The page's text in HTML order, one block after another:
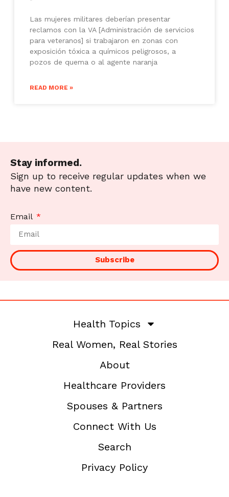
Las mujeres militares deberían presentar
reclamos con la VA [Administración de servicios
para veteranos] si trabajaron en zonas con
exposición tóxica a químicos peligrosos, a
pozos de quema o al agente naranja
READ MORE »
Stay informed.
Sign up to receive regular updates when we
have new content.
Email
Subscribe
Health Topics
Real Women, Real Stories
About
Healthcare Providers
Spouses & Partners
Connect With Us
Search
Privacy Policy